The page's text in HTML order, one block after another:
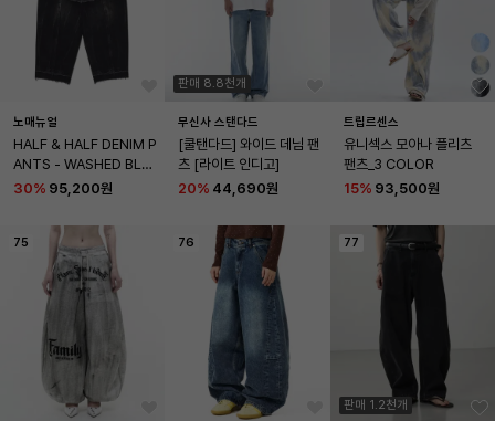
노매뉴얼
HALF & HALF DENIM P
ANTS - WASHED BLA
CK
30% 95,200원
판매 8.8천개
무신사 스탠다드
[쿨탠다드] 와이드 데님 팬
츠 [라이트 인디고]
20% 44,690원
트립르센스
유니섹스 모아나 플리츠
팬츠_3 COLOR
15% 93,500원
75 76 77
판매 1.2천개